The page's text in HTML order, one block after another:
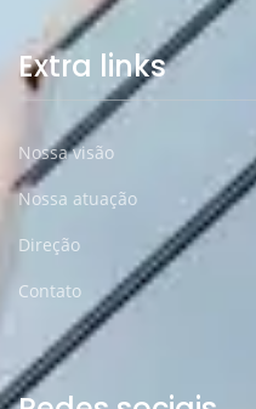
Extra links
Nossa visão
Nossa atuação
Direção
Contato